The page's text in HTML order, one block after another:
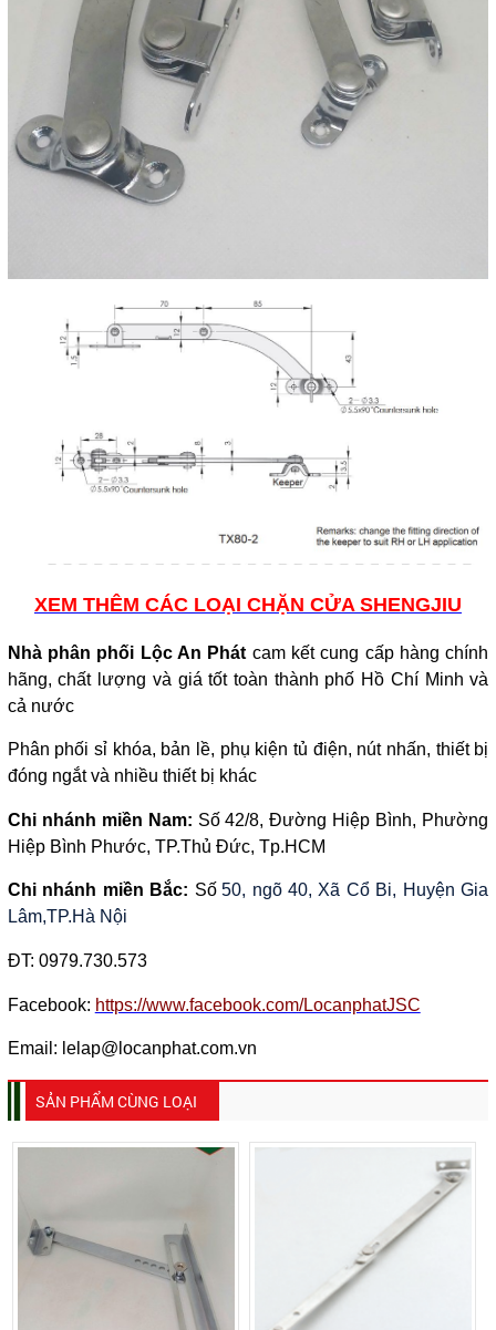
XEM THÊM CÁC LOẠI CHẶN CỬA SHENGJIU
Nhà phân phối Lộc An Phát cam kết cung cấp hàng chính
hãng, chất lượng và giá tốt toàn thành phố Hồ Chí Minh và
cả nước
Phân phối sỉ khóa, bản lề, phụ kiện tủ điện, nút nhấn, thiết bị
đóng ngắt và nhiều thiết bị khác
Chi nhánh miền Nam: Số 42/8, Đường Hiệp Bình, Phường
Hiệp Bình Phước, TP.Thủ Đức, Tp.HCM
Chi nhánh miền Bắc: Số 50, ngõ 40, Xã Cổ Bi, Huyện Gia
Lâm,TP.Hà Nội
ĐT: 0979.730.573
Facebook: https://www.facebook.com/LocanphatJSC
Email: lelap@locanphat.com.vn
SẢN PHẨM CÙNG LOẠI